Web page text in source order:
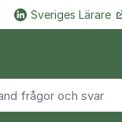
alla inlägg
Sveriges Lärare